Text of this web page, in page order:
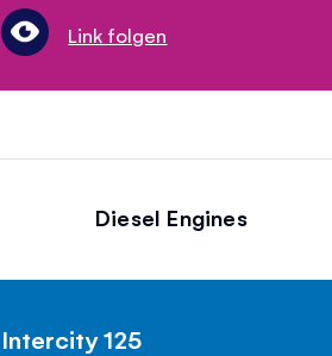
Link folgen
Diesel Engines
Intercity 125